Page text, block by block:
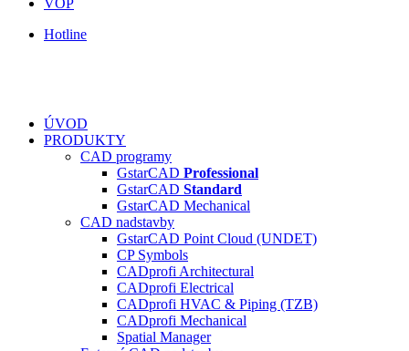
Hotline
ÚVOD
PRODUKTY
CAD programy
GstarCAD Professional
GstarCAD Standard
GstarCAD Mechanical
CAD nadstavby
GstarCAD Point Cloud (UNDET)
CP Symbols
CADprofi Architectural
CADprofi Electrical
CADprofi HVAC & Piping (TZB)
CADprofi Mechanical
Spatial Manager